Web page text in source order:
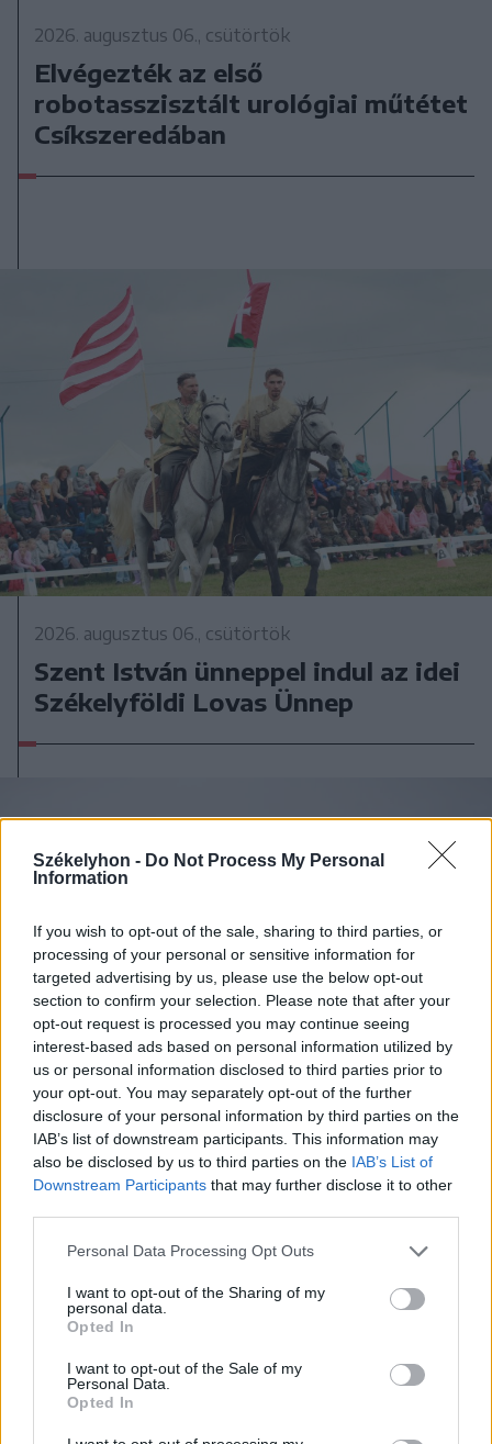
Székelyhon - Do Not Process My Personal
Information
If you wish to opt-out of the sale, sharing to third parties, or
processing of your personal or sensitive information for
targeted advertising by us, please use the below opt-out
section to confirm your selection. Please note that after your
opt-out request is processed you may continue seeing
interest-based ads based on personal information utilized by
us or personal information disclosed to third parties prior to
your opt-out. You may separately opt-out of the further
disclosure of your personal information by third parties on the
IAB’s list of downstream participants. This information may
also be disclosed by us to third parties on the IAB’s List of
Downstream Participants that may further disclose it to other
Personal Data Processing Opt Outs
I want to opt-out of the Sharing of my
personal data.
Opted In
I want to opt-out of the Sale of my
Personal Data.
Opted In
2026. augusztus 06., csütörtök
Elvégezték az első
robotasszisztált urológiai műtétet
Csíkszeredában
2026. augusztus 06., csütörtök
Szent István ünneppel indul az idei
Székelyföldi Lovas Ünnep
2026. augusztus 06., csütörtök
Mentőhelikopterrel vitték
kórházba, miután kiemelték a
Marosból – frissítve